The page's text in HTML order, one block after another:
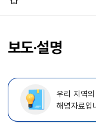
보도·설명
우리 지역
해명자료입